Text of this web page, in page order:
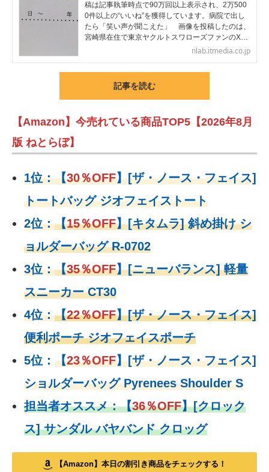
稿は記事執筆時点で90万回以上表示され、2万500
0件以上の“いいね”を獲得しています。病院で出し
たら「笑い声が聞こえた」 画像を投稿したのは、
宮崎県在住で東京ヤクルトスワローズファンのX…
nlab.itmedia.co.jp
記事を読む
【Amazon】今売れている商品TOP5【2026年8月
版 ねとらぼ】
1位：【30％OFF】[ザ・ノース・フェイス]
トートバッグ ジオフェイストート
2位：【15％OFF】[キタムラ] 斜め掛け シ
ョルダーバッグ R-0702
3位：【35％OFF】[ニューバランス] 軽量
スニーカー CT30
4位：【22％OFF】[ザ・ノース・フェイス]
便利ポーチ ジオフェイスポーチ
5位： 【23％OFF】[ザ・ノース・フェイス]
ショルダーバッグ Pyrenees Shoulder S
担当者オススメ：【36％OFF】[クロック
ス] サンダル バヤバンド クロッグ
【Amazon】本日の割引き商品をチェックする！